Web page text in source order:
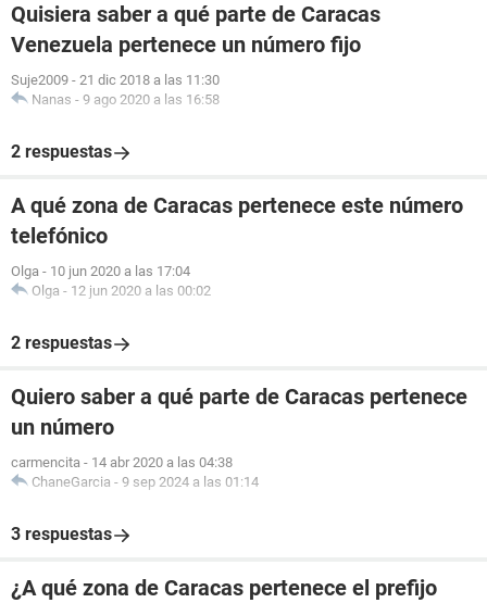
Quisiera saber a qué parte de Caracas
Venezuela pertenece un número fijo
Suje2009 - 21 dic 2018 a las 11:30
Nanas - 9 ago 2020 a las 16:58
2 respuestas
A qué zona de Caracas pertenece este número
telefónico
Olga - 10 jun 2020 a las 17:04
Olga - 12 jun 2020 a las 00:02
2 respuestas
Quiero saber a qué parte de Caracas pertenece
un número
carmencita - 14 abr 2020 a las 04:38
ChaneGarcia - 9 sep 2024 a las 01:14
3 respuestas
¿A qué zona de Caracas pertenece el prefijo